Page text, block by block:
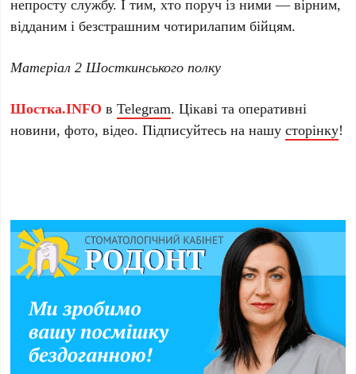
відданим і безстрашним чотирилапим бійцям.
Матеріал 2 Шосткинського полку
Шостка.INFO вTelegram. Цікаві та оперативні
новини, фото, відео. Підписуйтесь на нашусторінку!